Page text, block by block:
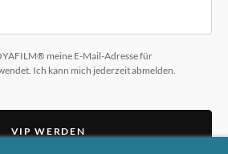
meine E-Mail-Adresse für
Ich kann mich jederzeit abmelden.
VIP WERDEN